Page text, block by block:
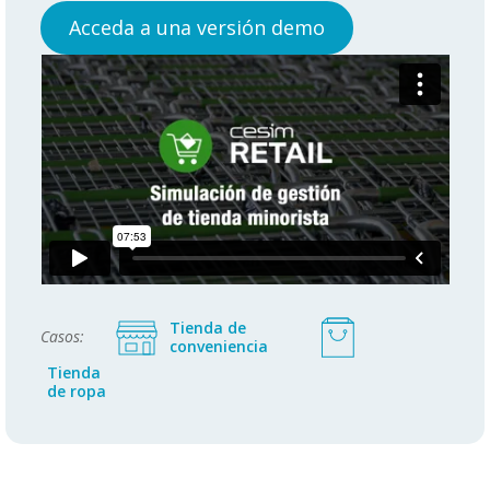
Acceda a una versión demo
Casos:
Tienda de
conveniencia
Tienda
de ropa